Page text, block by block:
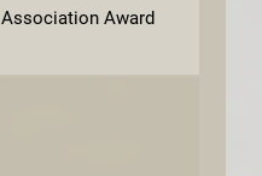
Association Award